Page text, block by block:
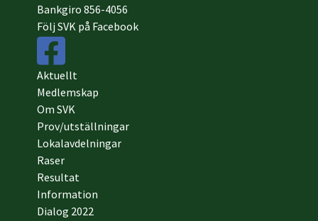
Bankgiro 856-4056
Följ SVK på Facebook
Aktuellt
Medlemskap
Om SVK
Prov/utställningar
Lokalavdelningar
Raser
Resultat
Information
Dialog 2022